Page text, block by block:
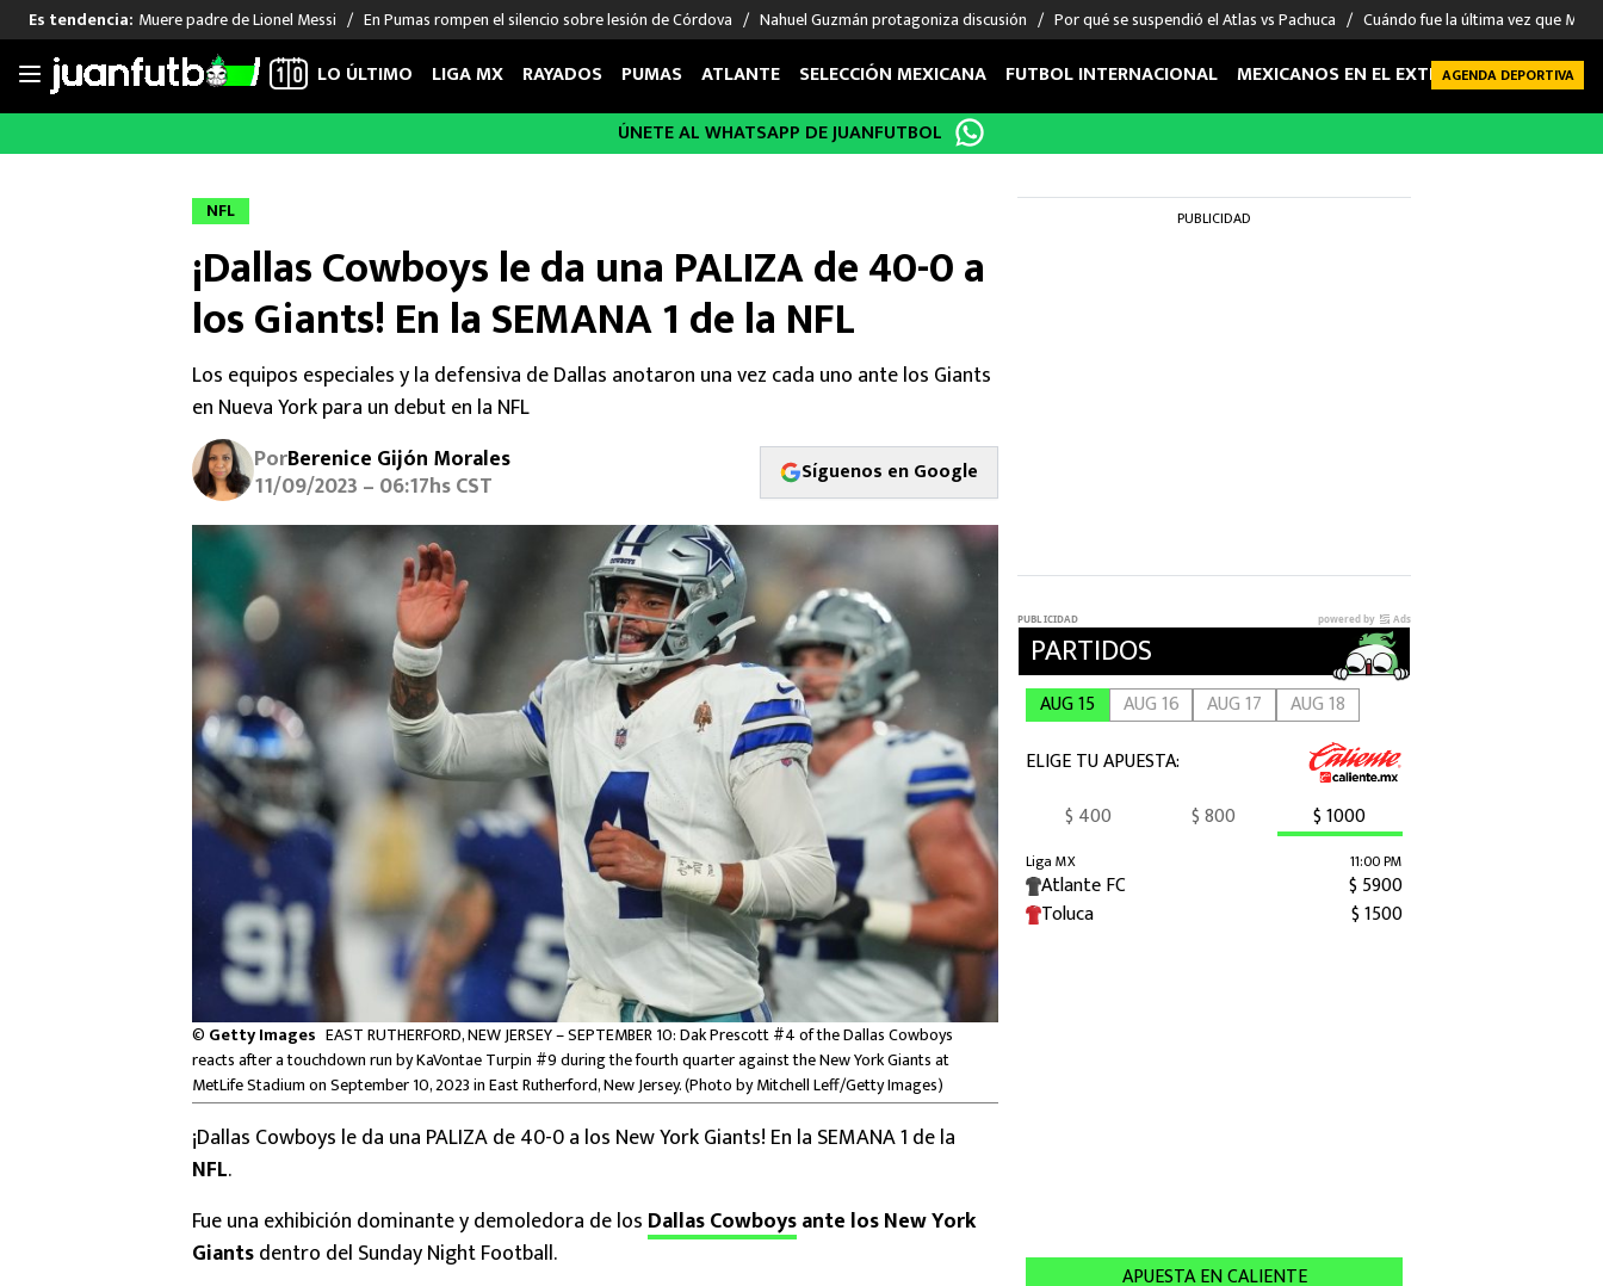
Saltar
Es tendencia: Muere padre de Lionel Messi En Pumas rompen el silencio sobre lesión de Córdova Nahuel Guzmán protagoniza discusión Por qué se suspendió el Atlas vs Pachuca Cuándo fue la última vez que
LIGA MX
Chivas de Guadalajara
FUT INTERNACIONAL
Champions League
Europa League
Real Madrid
MEXICANOS EN EL EXTRANJERO
Memo Ochoa
Chino Huerta
Edson Álvarez
Santiago Giménez
Rodrigo Huescas
FIGURAS
Sergio Ramos
Giorgos Giakoumakis
André Jardine
DEPORTES
Boxeo
NBA
LO ÚLTIMO LIGA MX RAYADOS PUMAS ATLANTE SELECCIÓN MEXICANA FUTBOL INTERNACIONAL MEXICANOS EN EL EXTRANJERO FUTBOL
AGENDA DEPORTIVA
ÚNETE AL WHATSAPP DE JUANFUTBOL
NFL
¡Dallas Cowboys le da una PALIZA de 40-0 a
los Giants! En la SEMANA 1 de la NFL
Los equipos especiales y la defensiva de Dallas anotaron una vez cada uno ante los Giants
en Nueva York para un debut en la NFL
PorBerenice Gijón Morales
11/09/2023 – 06:17hs CST Síguenos en Google
© Getty Images EAST RUTHERFORD, NEW JERSEY – SEPTEMBER 10: Dak Prescott #4 of the Dallas Cowboys
reacts after a touchdown run by KaVontae Turpin #9 during the fourth quarter against the New York Giants at
MetLife Stadium on September 10, 2023 in East Rutherford, New Jersey. (Photo by Mitchell Leff/Getty Images)
¡Dallas Cowboys le da una PALIZA de 40-0 a los New York Giants! En la SEMANA 1 de la
NFL.
Fue una exhibición dominante y demoledora de los Dallas Cowboysante los New York
Giantsdentro del Sunday Night Football.
PUBLICIDAD